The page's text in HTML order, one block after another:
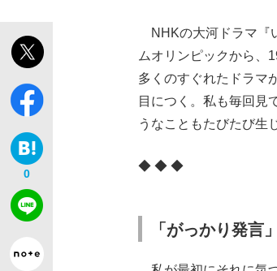
0
NHKの大河ドラマ『
ムオリンピックから、
多くのすぐれたドラマ
目につく。私も毎回見
うなこともたびたび生
◆ ◆ ◆
「がっかり発言